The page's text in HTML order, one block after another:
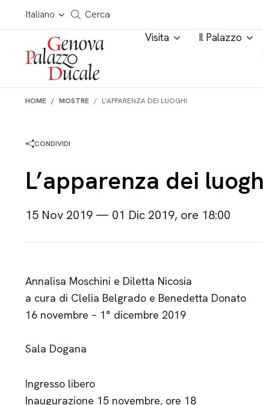
Salta al contenuto
Italiano
Cerca in tutto il sito
Cerca
Visita Il Palazzo
HOME MOSTRE L’APPARENZA DEI LUOGHI
CONDIVIDI
L’apparenza dei
15 Nov 2019 — 01 Dic 2019, ore 18:00
Annalisa Moschini e Diletta Nicosia
a cura di Clelia Belgrado e Benedetta Donato
16 novembre – 1° dicembre 2019
Sala Dogana
Ingresso libero
Inaugurazione 15 novembre, ore 18